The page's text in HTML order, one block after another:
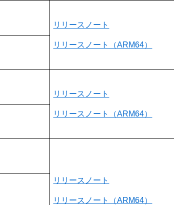
リリースノート
リリースノート（ARM64）
リリースノート
リリースノート（ARM64）
リリースノート
リリースノート（ARM64）